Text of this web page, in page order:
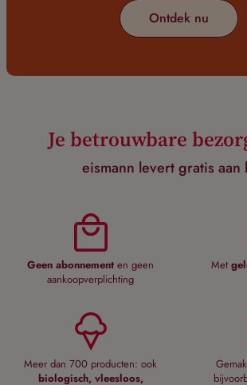
Ontdek nu
Je betrouwbare
eismann levert gratis aan
Geen abonnement en geen
aankoopverplichting
Met
Meer dan 700 producten: ook
biologisch, vleesloos,